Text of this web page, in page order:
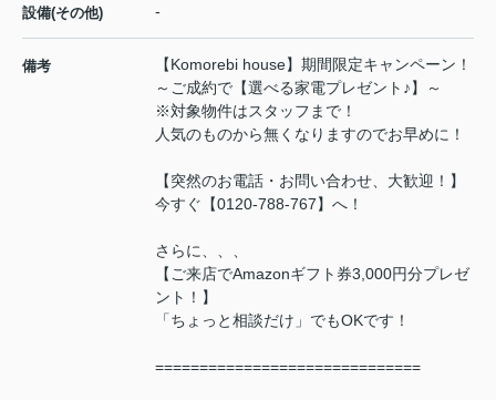
設備(その他) -
備考
【Komorebi house】期間限定キャンペーン！
～ご成約で【選べる家電プレゼント♪】～
※対象物件はスタッフまで！
人気のものから無くなりますのでお早めに！
【突然のお電話・お問い合わせ、大歓迎！】
今すぐ【0120-788-767】へ！
さらに、、、
【ご来店でAmazonギフト券3,000円分プレゼ
ント！】
「ちょっと相談だけ」でもOKです！
==============================